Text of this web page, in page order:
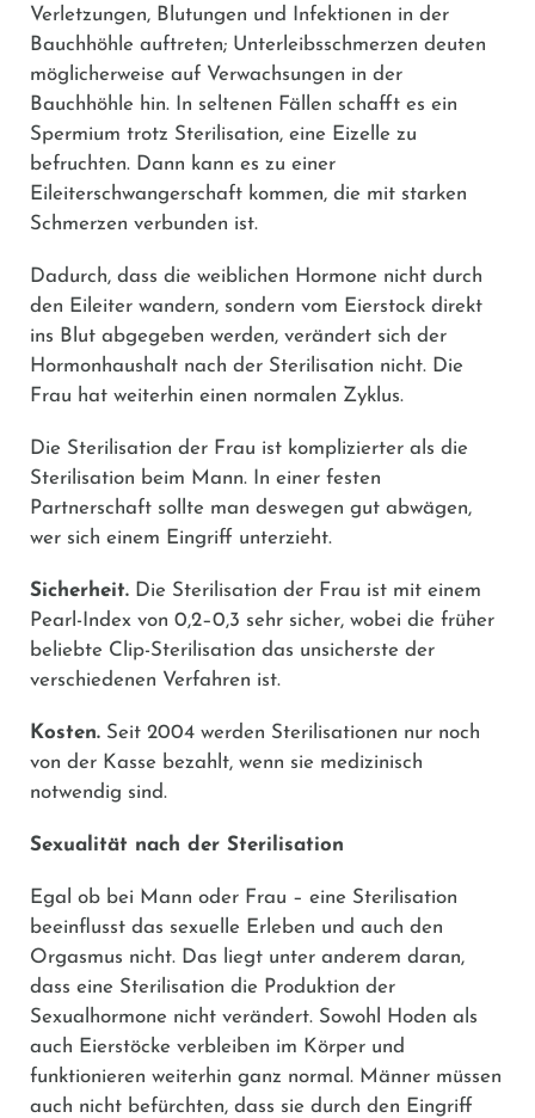
Verletzungen, Blutungen und Infektionen in der
Bauchhöhle auftreten; Unterleibsschmerzen deuten
möglicherweise auf Verwachsungen in der
Bauchhöhle hin. In seltenen Fällen schafft es ein
Spermium trotz Sterilisation, eine Eizelle zu
befruchten. Dann kann es zu einer
Eileiterschwangerschaft kommen, die mit starken
Schmerzen verbunden ist.
Dadurch, dass die weiblichen Hormone nicht durch
den Eileiter wandern, sondern vom Eierstock direkt
ins Blut abgegeben werden, verändert sich der
Hormonhaushalt nach der Sterilisation nicht. Die
Frau hat weiterhin einen normalen Zyklus.
Die Sterilisation der Frau ist komplizierter als die
Sterilisation beim Mann. In einer festen
Partnerschaft sollte man deswegen gut abwägen,
wer sich einem Eingriff unterzieht.
Sicherheit. Die Sterilisation der Frau ist mit einem
Pearl-Index von 0,2–0,3 sehr sicher, wobei die früher
beliebte Clip-Sterilisation das unsicherste der
verschiedenen Verfahren ist.
Kosten. Seit 2004 werden Sterilisationen nur noch
von der Kasse bezahlt, wenn sie medizinisch
notwendig sind.
Sexualität nach der Sterilisation
Egal ob bei Mann oder Frau – eine Sterilisation
beeinflusst das sexuelle Erleben und auch den
Orgasmus nicht. Das liegt unter anderem daran,
dass eine Sterilisation die Produktion der
Sexualhormone nicht verändert. Sowohl Hoden als
auch Eierstöcke verbleiben im Körper und
funktionieren weiterhin ganz normal. Männer müssen
auch nicht befürchten, dass sie durch den Eingriff